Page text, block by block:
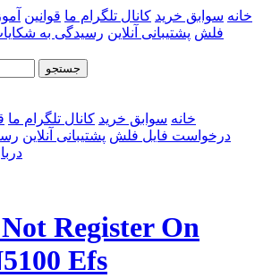
خانه سوابق خرید کانال تلگرام ما قوانین
فلش پشتیبانی آنلاین رسیدگی به
جستجو
خانه سوابق خرید کانال تلگرام ما
درخواست فایل فلش پشتیبانی آنلاین
Efs